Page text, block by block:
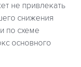
не привлекать
снижения
по схеме
основного